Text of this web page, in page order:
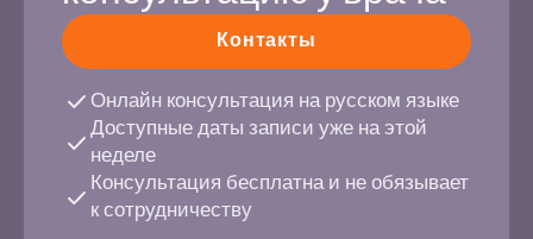
Контакты
Онлайн консультация на русском языке
Доступные даты записи уже на этой
неделе
Консультация бесплатна и не обязывает
к сотрудничеству